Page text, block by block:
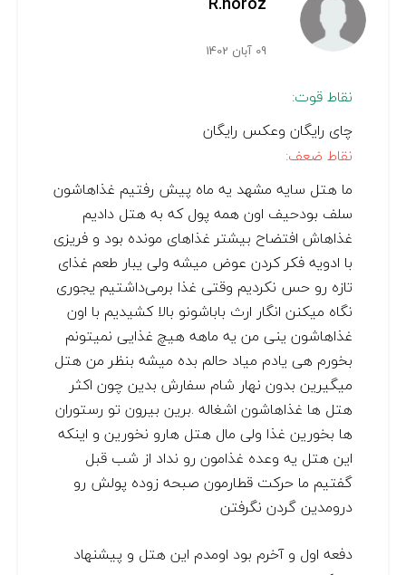
09 آبان 1402
نقاط قوت:
چای رایگان وعکس رایگان
نقاط ضعف:
ما هتل سایه مشهد یه ماه پیش رفتیم غذاهاشون
سلف بودحیف اون همه پول که به هتل دادیم
غذاهاش افتضاح بیشتر غذاهای مونده بود و فریزی
با ادویه فکر کردن عوض میشه ولی یبار طعم غذای
تازه رو حس نکردیم وقتی غذا برمی‌داشتیم یجوری
نگاه میکنن انگار ارث باباشونو بالا کشیدیم با اون
غذاهاشون ینی من یه ماهه هیچ غذایی نمیتونم
بخورم هی یادم میاد حالم بده میشه بنظر من هتل
میگیرین بدون نهار شام سفارش بدین چون اکثر
هتل ها غذاهاشون اشغاله .برین بیرون تو رستوران
ها بخورین غذا ولی مال هتل هارو نخورین و اینکه
این هتل یه وعده غذامون رو نداد از شب قبل
گفتیم ما حرکت قطارمون صبحه زوده پولش رو
درومدین گردن نگرفتن
دفعه اول و آخرم بود اومدم این هتل و پیشنهاد